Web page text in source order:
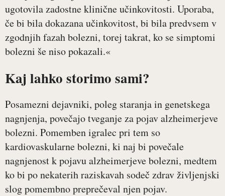
ugotovila zadostne klinične učinkovitosti. Uporaba,
če bi bila dokazana učinkovitost, bi bila predvsem v
zgodnjih fazah bolezni, torej takrat, ko se simptomi
bolezni še niso pokazali.«
Kaj lahko storimo sami?
Posamezni dejavniki, poleg staranja in genetskega
nagnjenja, povečajo tveganje za pojav alzheimerjeve
bolezni. Pomemben igralec pri tem so
kardiovaskularne bolezni, ki naj bi povečale
nagnjenost k pojavu alzheimerjeve bolezni, medtem
ko bi po nekaterih raziskavah sodeč zdrav življenjski
slog pomembno preprečeval njen pojav.